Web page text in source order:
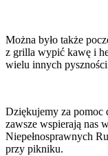
Można było także
z grilla wypić kawę i
wielu innych
Dziękujemy za pomoc
zawsze wspierają nas
Niepełnosprawnych
przy pikniku.